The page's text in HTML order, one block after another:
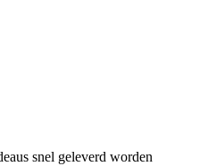
snel geleverd worden